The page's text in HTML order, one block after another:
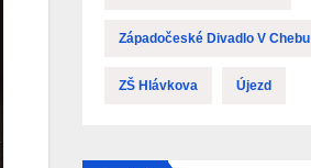
Západočeské Divadlo V Chebu
ZŠ Hlávkova Újezd